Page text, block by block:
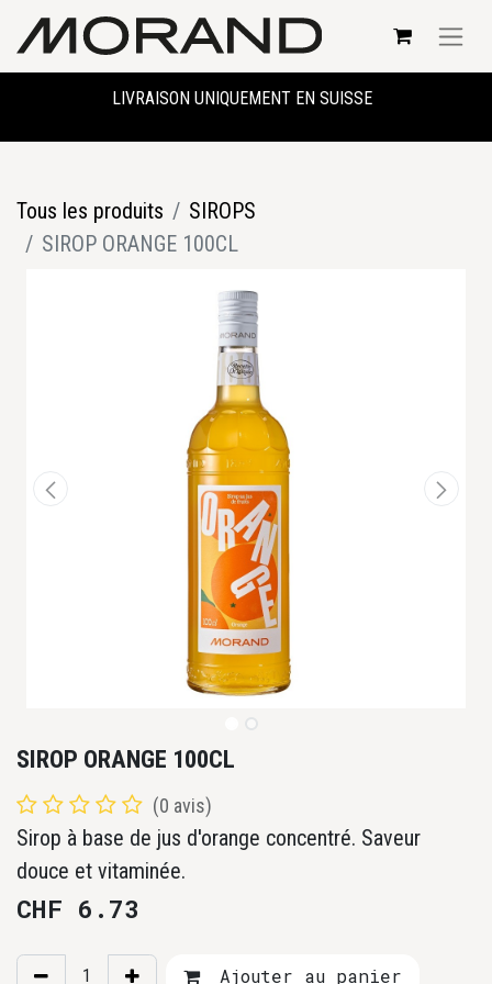
LIVRAISON UNIQUEMENT EN SUISSE
Tous les produits
SIROPS
SIROP ORANGE 100CL
SIROP ORANGE 100CL
(0 avis)
Sirop à base de jus d'orange concentré. Saveur
douce et vitaminée.
CHF 6.73
Ajouter au panier